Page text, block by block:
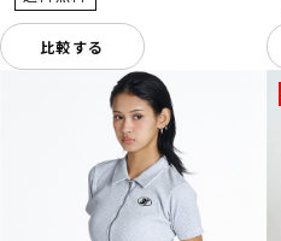
比較する